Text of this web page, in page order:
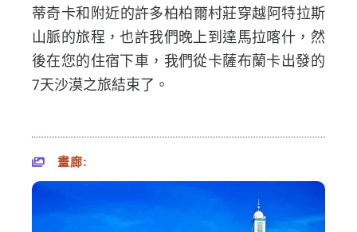
蒂奇卡和附近的許多柏柏爾村莊穿越阿特拉斯
山脈的旅程，也許我們晚上到達馬拉喀什，然
後在您的住宿下車， 我們從卡薩布蘭卡出發的
7天沙漠之旅結束了。
畫廊: